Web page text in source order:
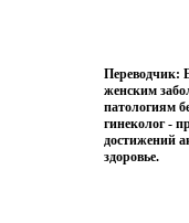
Переводчик:
женским
патологиям
гинеколог -
достижений
здоровье.